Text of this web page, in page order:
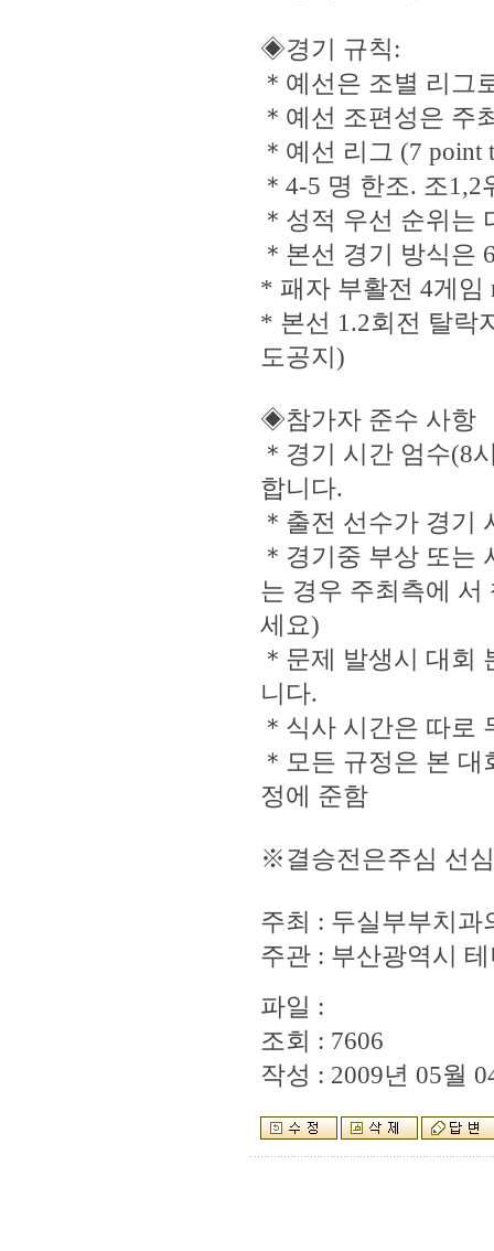
◈경기 규칙:
＊예선은 조별 리그
＊예선 조편성은 주
＊예선 리그 (7 point
＊4-5 명 한조. 조
＊성적 우선 순위는
＊본선 경기 방식은
* 패자 부활전 4게임
* 본선 1.2회전 탈락
도공지)
◈참가자 준수 사항
＊경기 시간 엄수(8
합니다.
＊출전 선수가 경기
＊경기중 부상 또는
는 경우 주최측에 서
세요)
＊문제 발생시 대회
니다.
＊식사 시간은 따로
＊모든 규정은 본
정에 준함
※결승전은주심 선
주최 : 두실부부치과
주관 : 부산광역시
파일 :
조회 : 7606
작성 : 2009년 05월